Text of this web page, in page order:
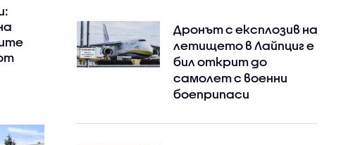
Дронът с експлозив на
летището в Лайпциг е
бил открит до
самолет с военни
боеприпаси